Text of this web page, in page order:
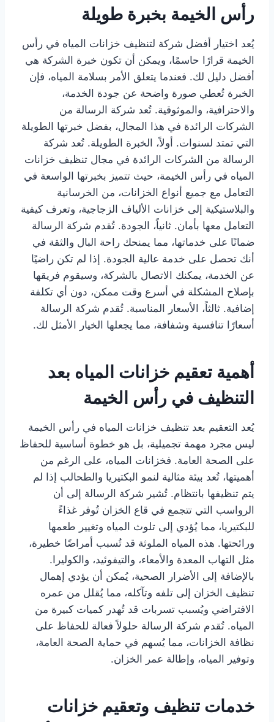
رأس الخيمة بخبرة طويلة
يُعد اختيار أفضل شركة لتنظيف خزانات المياه في رأس
الخيمة قرارًا حاسمًا، ويمكن أن تكون خبرة الشركة هي
أفضل دليل لك. فعندما يتعلق الأمر بسلامة المياه، فإن
الخبرة تُعطي صورة واضحة عن جودة الخدمة،
والاحترافية، والموثوقية. تُعد شركة الرسالة من
الشركات الرائدة في هذا المجال، بفضل خبرتها الطويلة
التي تمتد لسنوات. أولاً، الخبرة الطويلة. تُعد شركة
الرسالة من الشركات الرائدة في مجال تنظيف خزانات
المياه في رأس الخيمة، حيث تتميز بخبرتها الواسعة في
التعامل مع جميع أنواع الخزانات، من الخرسانية
والبلاستيكية إلى خزانات الألياف الزجاجية، وتعرف كيفية
التعامل معها بأمان. ثانياً، الجودة. تُقدم شركة الرسالة
ضمانًا على خدماتها، مما يمنحك راحة البال والثقة في
أنك تحصل على خدمة عالية الجودة. إذا لم تكن راضيًا
عن الخدمة، يمكنك الاتصال بالشركة، وسيقوم فريقها
بإصلاح المشكلة في أسرع وقت ممكن، دون أي تكلفة
إضافية. ثالثاً، الأسعار المناسبة. تُقدم شركة الرسالة
أسعارًا تنافسية وشفافة، مما يجعلها الخيار الأمثل لك.
أهمية تعقيم خزانات المياه بعد
التنظيف في رأس الخيمة
يُعد التعقيم بعد تنظيف خزانات المياه في رأس الخيمة
ليس مجرد مهمة تجميلية، بل هو خطوة أساسية للحفاظ
على الصحة العامة. فخزانات المياه، على الرغم من
أهميتها، تُعد بيئة مثالية لنمو البكتيريا والطحالب إذا لم
يتم تنظيفها بانتظام. تُشير شركة الرسالة إلى أن
الرواسب التي تتجمع في قاع الخزان تُوفر غذاءً
للبكتيريا، مما يُؤدي إلى تلوث المياه وتغيير طعمها
ورائحتها. هذه المياه الملوثة قد تُسبب أمراضًا خطيرة،
مثل التهاب المعدة والأمعاء، والتيفوئيد، والكوليرا.
بالإضافة إلى الأضرار الصحية، يُمكن أن يؤدي إهمال
تنظيف الخزان إلى تلفه وتآكله، مما يُقلل من عمره
الافتراضي ويُسبب تسربات قد تُهدر كميات كبيرة من
المياه. تُقدم شركة الرسالة حلولاً فعالة للحفاظ على
نظافة الخزانات، مما يُسهم في حماية الصحة العامة،
وتوفير المياه، وإطالة عمر الخزان.
خدمات تنظيف وتعقيم خزانات